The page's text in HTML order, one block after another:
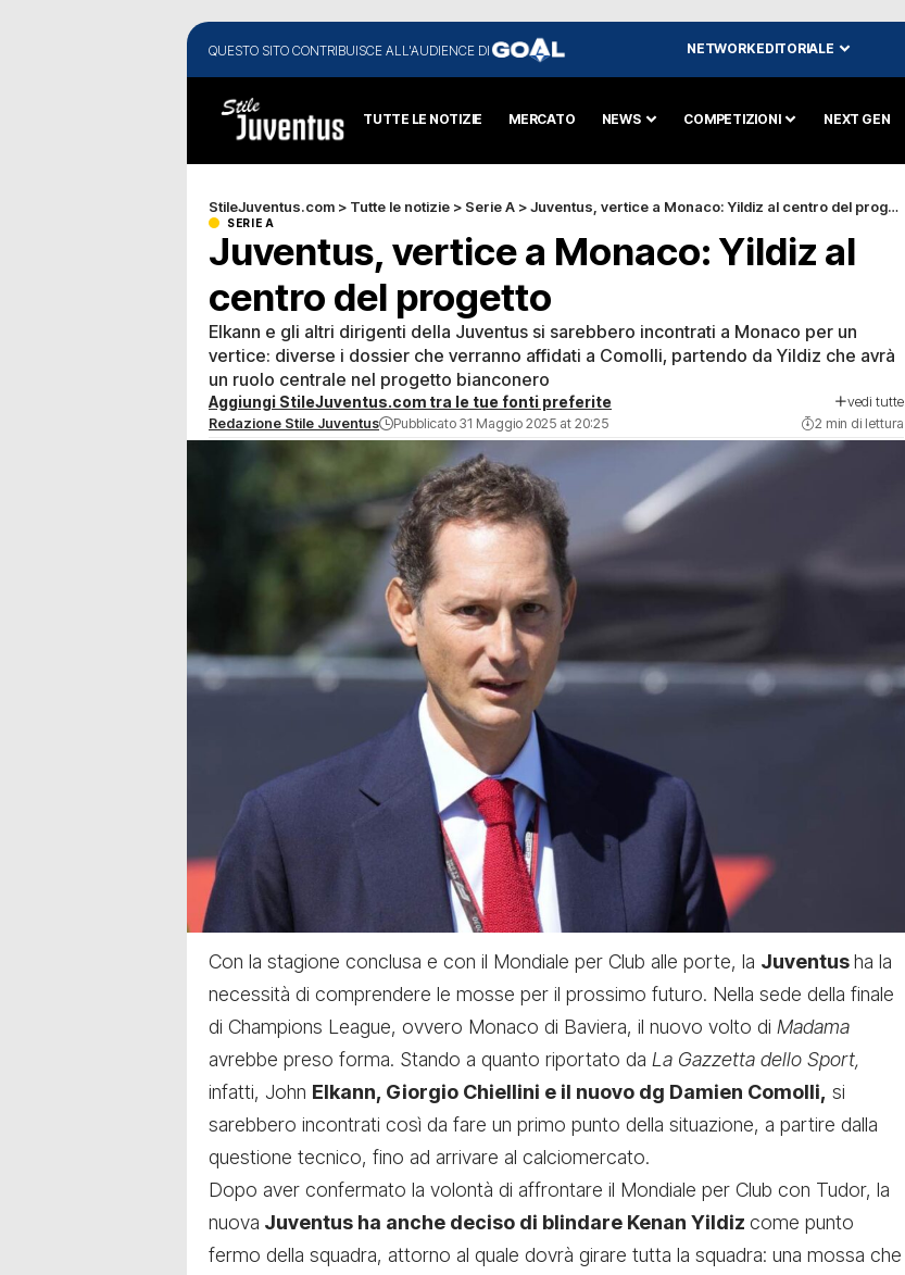
QUESTO SITO CONTRIBUISCE ALL'AUDIENCE DI NETWORK EDITORIALE
TUTTE LE NOTIZIE MERCATO NEWS COMPETIZIONI NEXT GEN
StileJuventus.com > Tutte le notizie > Serie A >Juventus, vertice a Monaco: Yildiz al centro del progetto
SERIE A
Juventus, vertice a Monaco: Yildiz al
centro del progetto
Elkann e gli altri dirigenti della Juventus si sarebbero incontrati a Monaco per un
vertice: diverse i dossier che verranno affidati a Comolli, partendo da Yildiz che avrà
un ruolo centrale nel progetto bianconero
Aggiungi StileJuventus.com tra le tue fonti preferite vedi tutte
Redazione Stile Juventus Pubblicato 31 Maggio 2025 at 20:25 2 min di lettura
Con la stagione conclusa e con il Mondiale per Club alle porte, la Juventusha la
necessità di comprendere le mosse per il prossimo futuro. Nella sede della finale
di Champions League, ovvero Monaco di Baviera, il nuovo volto di Madama
avrebbe preso forma. Stando a quanto riportato da La Gazzetta dello Sport,
infatti, John Elkann, Giorgio Chiellini e il nuovo dg Damien Comolli, si
sarebbero incontrati così da fare un primo punto della situazione, a partire dalla
questione tecnico, fino ad arrivare al calciomercato.
Dopo aver confermato la volontà di affrontare il Mondiale per Club con Tudor, la
nuova Juventus ha anche deciso di blindare Kenan Yildiz come punto
fermo della squadra, attorno al quale dovrà girare tutta la squadra: una mossa che